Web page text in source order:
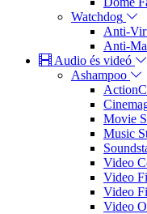
Watchdog
Anti-
Anti-
Audio és videó
Ashampoo
Movie
Music
Video
Video
Video
Video